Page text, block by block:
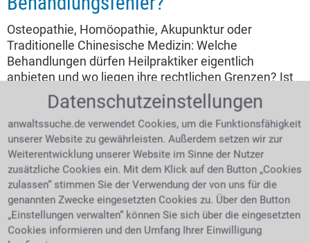
Osteopathie, Homöopathie, Akupunktur oder
Traditionelle Chinesische Medizin: Welche
Behandlungen dürfen Heilpraktiker eigentlich
anbieten und wo liegen ihre rechtlichen Grenzen? Ist
die Berufsbezeichnung geschützt und wann muss ein
Patient an einen Arzt verwiesen werden? Was gilt,
wenn eine falsche Diagnose, eine ungeeignete
Therapie oder mangelnde Aufklärung zu
gesundheitlichen Schäden führt? Und unter welchen
Voraussetzungen können Betroffene Schadensersatz
und Schmerzensgeld verlangen?
4.0 / 5 (694 Bewertungen)
Datenschutzeinstellungen
anwaltssuche.de verwendet Cookies, um die Funktionsfähigkeit
unserer Website zu gewährleisten. Außerdem setzen wir zur
Weiterentwicklung unserer Website im Sinne der Nutzer
zusätzliche Cookies ein. Mit dem Klick auf den Button „Cookies
zulassen“ stimmen Sie der Verwendung der von uns für die
genannten Zwecke eingesetzten Cookies zu. Über den Button
„Einstellungen verwalten“ können Sie sich über die eingesetzten
Cookies informieren und den Umfang Ihrer Einwilligung